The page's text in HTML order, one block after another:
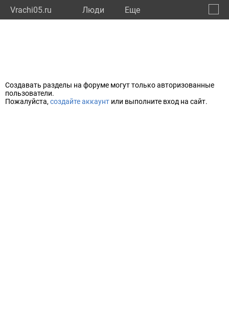
Vrachi05.ru Люди Eще
Создавать разделы на форуме могут только авторизованные
пользователи.
Пожалуйста, создайте аккаунт или выполните вход на сайт.